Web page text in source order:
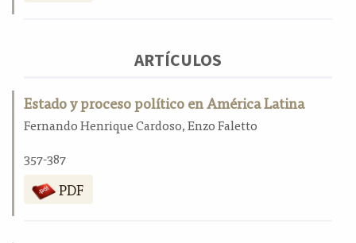
ARTÍCULOS
Estado y proceso político en América Latina
Fernando Henrique Cardoso, Enzo Faletto
357-387
PDF